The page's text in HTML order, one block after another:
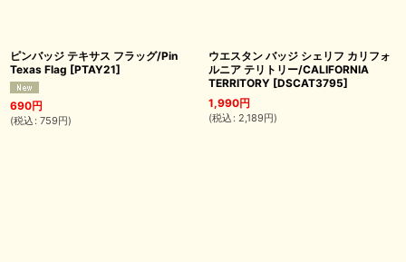
ピンバッジ テキサス フラッグ/Pin
Texas Flag [PTAY21]
690円
(税込 : 759円)
ウエスタン バッジ シェリフ カリフォ
ルニア テリトリー/CALIFORNIA
TERRITORY [DSCAT3795]
1,990円
(税込 : 2,189円)